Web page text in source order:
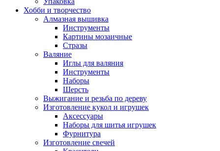
Хобби и творчество
Алмазная вышивка
Инструменты
Картины мозаичные
Стразы
Валяние
Иглы для валяния
Инструменты
Наборы
Шерсть
Выжигание и резьба по дереву
Изготовление кукол и игрушек
Аксессуары
Наборы для шитья игрушек
Фурнитура
Изготовление свечей